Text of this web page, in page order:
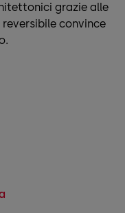
grazie alle
convince